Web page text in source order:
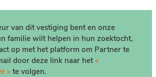
van dit vestiging bent en onze
familie wilt helpen in hun zoektocht,
op met het platform om Partner te
door deze link naar het «
» te volgen.